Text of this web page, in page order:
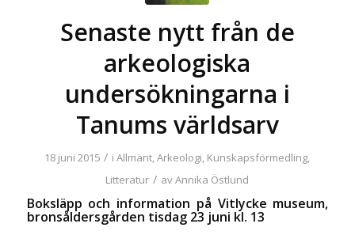
Senaste nytt från de
arkeologiska
undersökningarna i
Tanums världsarv
18 juni 2015 / iAllmänt,Arkeologi, Kunskapsförmedling,
Litteratur / avAnnika Östlund
Boksläpp och information på Vitlycke museum,
bronsåldersgården tisdag 23 juni kl. 13